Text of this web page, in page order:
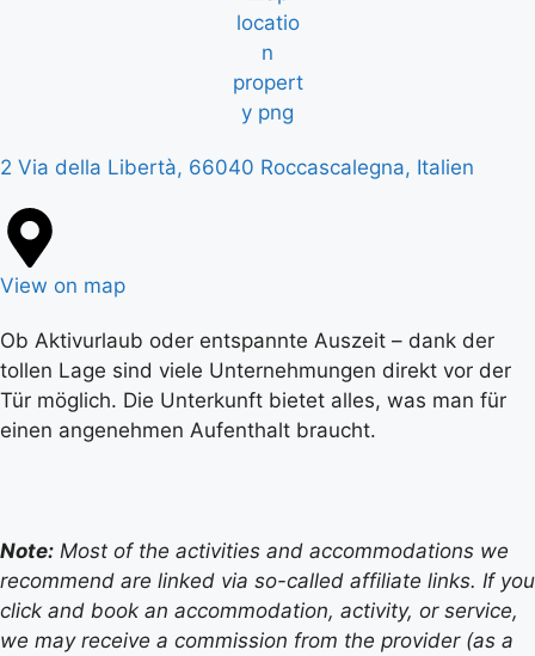
2 Via della Libertà, 66040 Roccascalegna, Italien
View on map
Ob Aktivurlaub oder entspannte Auszeit – dank der
tollen Lage sind viele Unternehmungen direkt vor der
Tür möglich. Die Unterkunft bietet alles, was man für
einen angenehmen Aufenthalt braucht.
Note: Most of the activities and accommodations we
recommend are linked via so-called affiliate links. If you
click and book an accommodation, activity, or service,
we may receive a commission from the provider (as a